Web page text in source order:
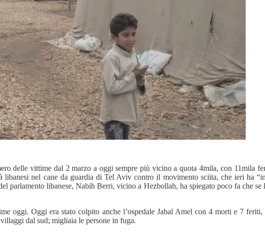
delle vittime dal 2 marzo a oggi sempre più vicino a quota 4mila, con 11mila
nel cane da guardia di Tel Aviv contro il movimento sciita, che ieri ha
parlamento libanese, Nabih Berri, vicino a Hezbollah, ha spiegato poco fa che se
oggi. Oggi era stato colpito anche l’ospedale Jabal Amel con 4 morti e 7
dal sud; migliaia le persone in fuga.